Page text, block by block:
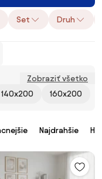
Set Druh
Zobraziť všetko
140x200 160x200
Najdrahšie